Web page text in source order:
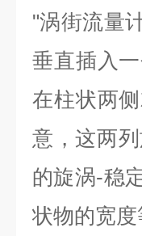
"涡街流量
垂直插入
在柱状两
意，这两
的旋涡-稳
状物的宽